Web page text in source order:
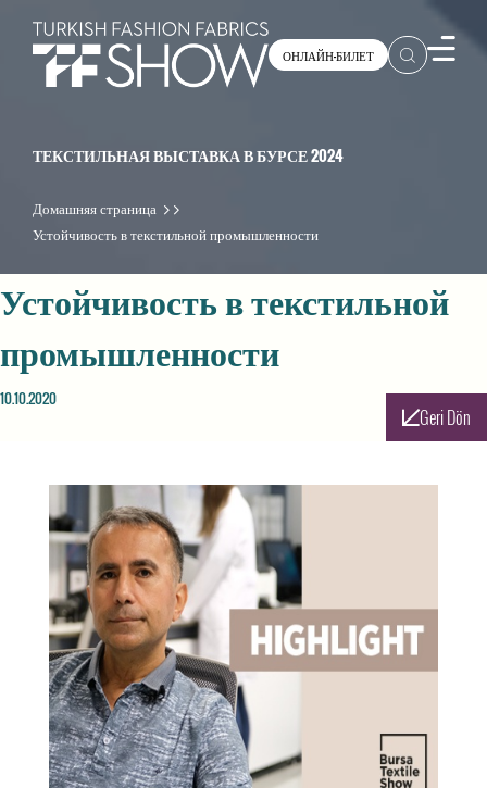
ОНЛАЙН-БИЛЕТ
ТЕКСТИЛЬНАЯ ВЫСТАВКА В БУРСЕ 2024
Домашняя страница
Устойчивость в текстильной промышленности
Устойчивость в текстильной
промышленности
10.10.2020
Geri Dön